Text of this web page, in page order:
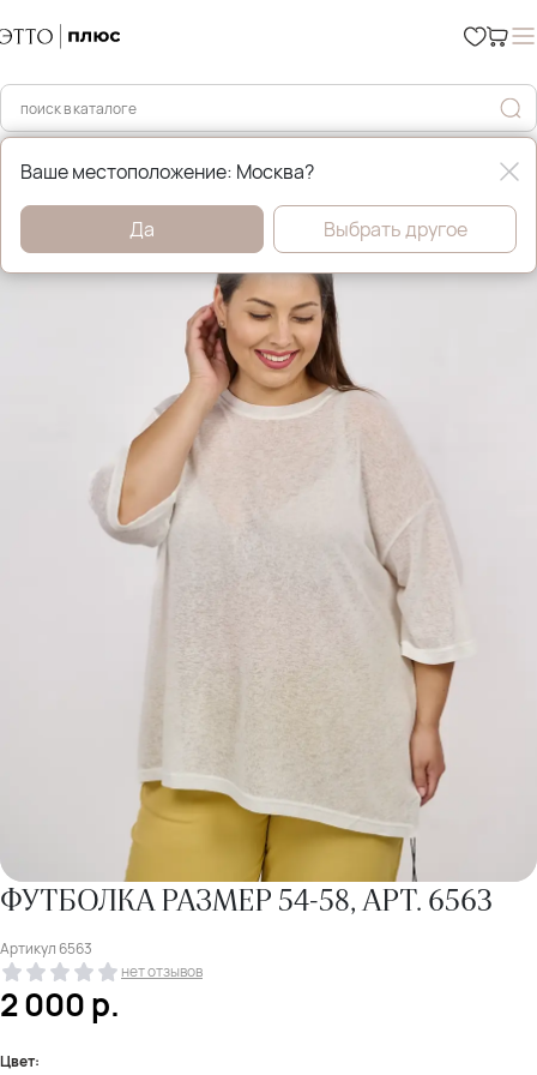
Главная Футболки, майки и топы
ФУТБОЛКА РАЗМЕР 54-58, АРТ. 6563
Артикул 6563
нет отзывов
2 000р.
Цвет:
Ваше местоположение: Москва?
Да Выбрать другое